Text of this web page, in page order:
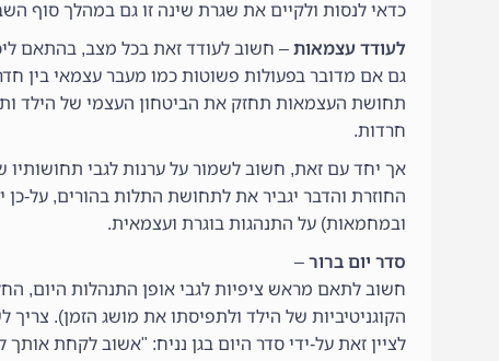
כדאי לנסות ולקיים את שגרת שינה זו גם במהלך סוף
לעודד עצמאות – חשוב לעודד זאת בכל מצב, בהתאם
גם אם מדובר בפעולות פשוטות כמו מעבר עצמאי בין
תחושת העצמאות תחזק את הביטחון העצמי של הילד
חרדות.
אך יחד עם זאת, חשוב לשמור על ערנות לגבי
החוזרת והדבר יגביר את לתחושת התלות בהורים, על-כן
ובמחמאות) על התנהגות בוגרת ועצמאית.
סדר יום ברור –
חשוב לתאם מראש ציפיות לגבי אופן התנהלות היום,
הקוגניטיביות של הילד ולתפיסתו את מושג הזמן).
לציין זאת על-ידי סדר היום בגן נניח: "אשוב לקחת